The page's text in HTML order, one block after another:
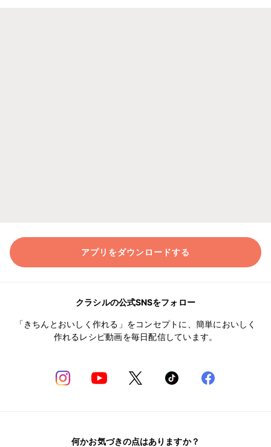
アプリをダウンロードする
クラシルの公式SNSをフォロー
「きちんとおいしく作れる」をコンセプトに、簡単においしく
作れるレシピ動画を毎日配信しています。
何かお気づきの点はありますか？